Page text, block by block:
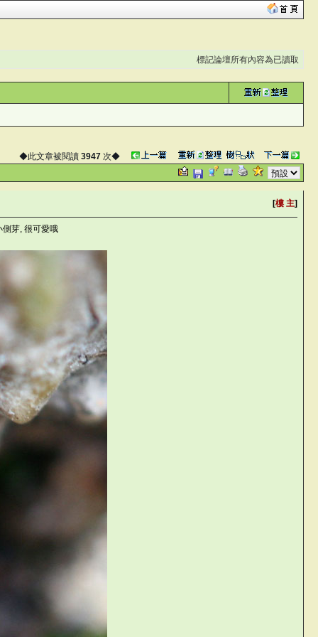
標記論壇所有內容為已讀取
◆此文章被閱讀 3947次◆
[樓 主]
芽, 很可愛哦